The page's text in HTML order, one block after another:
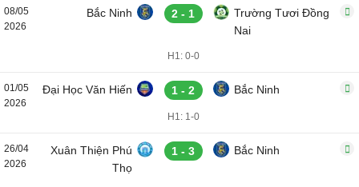
08/05
2026
Bắc Ninh 2 - 1
Trường Tươi Đồng
Nai
H1: 0-0
01/05
2026
Đại Học Văn Hiến 1 - 2 Bắc Ninh
H1: 1-0
26/04
2026
Xuân Thiện Phú
Thọ
1 - 3 Bắc Ninh